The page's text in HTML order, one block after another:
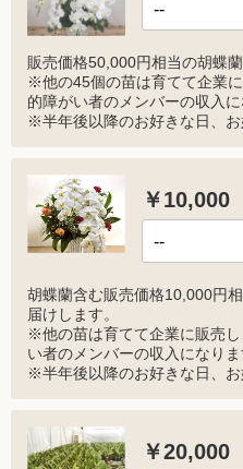
販売価格50,000円相当の胡蝶蘭
※他の45個の苗は育てて企業
的障がい者のメンバーの収入に
※半年後以降のお好きな日、お
￥10,000
胡蝶蘭含む販売価格10,000円
届けします。
※他の苗は育てて企業に販売
い者のメンバーの収入になりま
※半年後以降のお好きな日、お
￥20,000